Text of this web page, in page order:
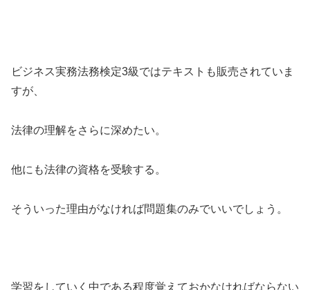
ビジネス実務法務検定3級ではテキストも販売されていま
すが、
法律の理解をさらに深めたい。
他にも法律の資格を受験する。
そういった理由がなければ問題集のみでいいでしょう。
学習をしていく中である程度覚えておかなければならない